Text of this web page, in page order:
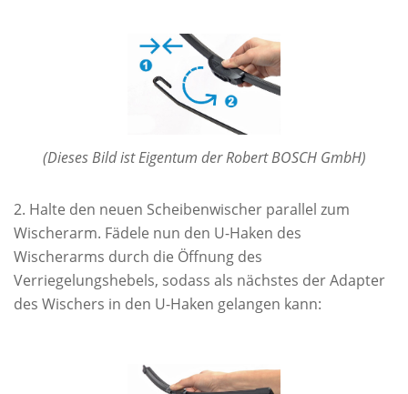
(Dieses Bild ist Eigentum der Robert BOSCH GmbH)
Halte den neuen Scheibenwischer parallel zum
Wischerarm. Fädele nun den U-Haken des
Wischerarms durch die Öffnung des
Verriegelungshebels, sodass als nächstes der Adapter
des Wischers in den U-Haken gelangen kann: